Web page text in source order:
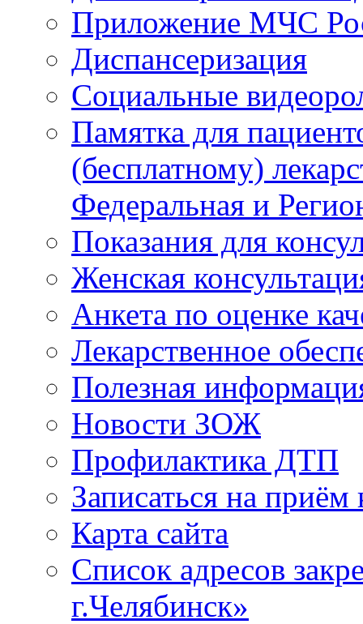
Приложение МЧС
Диспансеризация
Социальные
Памятка для
(бесплатному)
Федеральная и
Показания для
Женская
Анкета по оценке
Лекарственное
Полезная
Новости ЗОЖ
Профилактика ДТП
Записаться на приём
Карта сайта
Список адресов
г.Челябинск»